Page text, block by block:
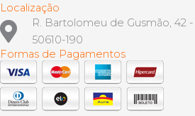
Localização
R. Bartolomeu de Gusmão, 42
50610-190
Formas de Pagamentos